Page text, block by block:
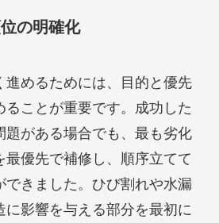
の明確化
進めるためには、目的と優先
ることが重要です。成功した
題がある場合でも、最も劣化
最優先で補修し、順序立てて
できました。ひび割れや水漏
に影響を与える部分を最初に